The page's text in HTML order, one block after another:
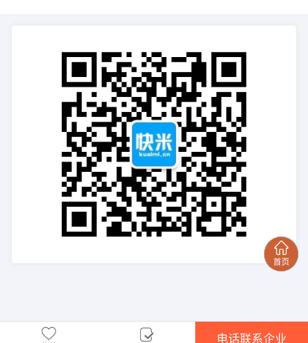
电话联系企业